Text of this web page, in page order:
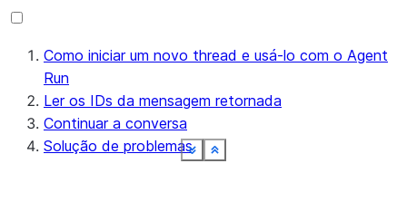
Show less
See moreShow less
See moreShow less
See moreShow less
See moreShow less
See moreShow less
See moreShow less
See moreShow less
See moreShow less
See more
Como iniciar um novo thread e usá-lo com o Agent
Run
Ler os IDs da mensagem retornada
Continuar a conversa
Solução de problemas